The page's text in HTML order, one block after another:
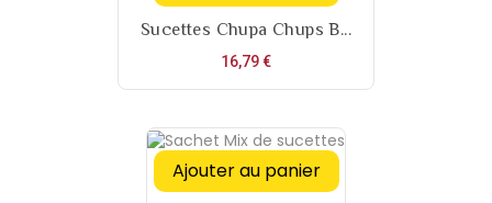
Sucettes Chupa Chups B...
16,79 €Prix
Ajouter au panier